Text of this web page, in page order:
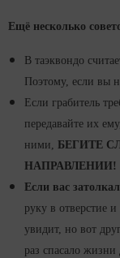
Ещё несколько
В таэквондо
Поэтому, если вы
Если грабитель
передавайте их
ними, БЕГИТЕ
НАПРАВЛЕНИИ!
Если вас
руку в отверстие
увидит, но вот
раз спасало